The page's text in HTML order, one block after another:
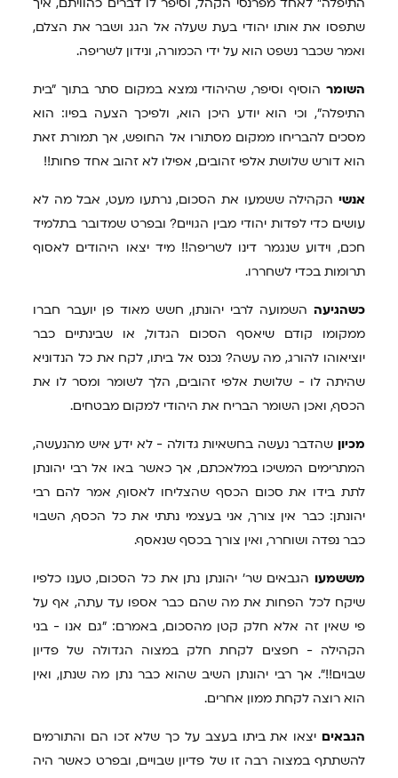
שתפסו את אותו יהודי בעת שעלה אל הגג ושבר את הצלם,
ואמר שכבר נשפט הוא על ידי הכמורה, ונידון לשריפה.
השומר הוסיף וסיפר, שהיהודי נמצא במקום סתר בתוך "בית
התיפלה", וכי הוא יודע היכן הוא, ולפיכך הצעה בפיו: הוא
מסכים להבריחו ממקום מסתורו אל החופש, אך תמורת זאת
הוא דורש שלושת אלפי זהובים, אפילו לא זהוב אחד פחות!!
אנשי הקהילה ששמעו את הסכום, נרתעו מעט, אבל מה לא
עושים כדי לפדות יהודי מבין הגויים? ובפרט שמדובר בתלמיד
חכם, וידוע שנגמר דינו לשריפה!! מיד יצאו היהודים לאסוף
תרומות בכדי לשחררו.
כשהגיעה השמועה לרבי יהונתן, חשש מאוד פן יועבר חברו
ממקומו קודם שיאסף הסכום הגדול, או שבינתיים כבר
יוציאוהו להורג, מה עשה? נכנס אל ביתו, לקח את כל הנדוניא
שהיתה לו - שלושת אלפי זהובים, הלך לשומר ומסר לו את
הכסף, ואכן השומר הבריח את היהודי למקום מבטחים.
מכיון שהדבר נעשה בחשאיות גדולה - לא ידע איש מהנעשה,
המתרימים המשיכו במלאכתם, אך כאשר באו אל רבי יהונתן
לתת בידו את סכום הכסף שהצליחו לאסוף, אמר להם רבי
יהונתן: כבר אין צורך, אני בעצמי נתתי את כל הכסף, השבוי
כבר נפדה ושוחרר, ואין צורך בכסף שנאסף.
מששמעו הגבאים שר' יהונתן נתן את כל הסכום, טענו כלפיו
שיקח לכל הפחות את מה שהם כבר אספו עד עתה, אף על
פי שאין זה אלא חלק קטן מהסכום, באמרם: "גם אנו - בני
הקהילה - חפצים לקחת חלק במצוה הגדולה של פדיון
שבוים!!". אך רבי יהונתן השיב שהוא כבר נתן מה שנתן, ואין
הוא רוצה לקחת ממון אחרים.
הגבאים יצאו את ביתו בעצב על כך שלא זכו הם והתורמים
להשתתף במצוה רבה זו של פדיון שבויים, ובפרט כאשר היה